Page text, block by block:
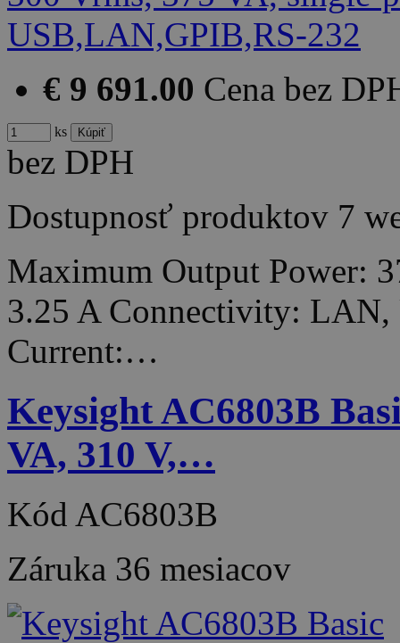
€ 9 691.00 Cena bez
ks
bez DPH
Dostupnosť produktov 7
Maximum Output Power:
3.25 A Connectivity:
Current:…
Keysight AC6803B
VA, 310 V,…
Kód AC6803B
Záruka 36 mesiacov